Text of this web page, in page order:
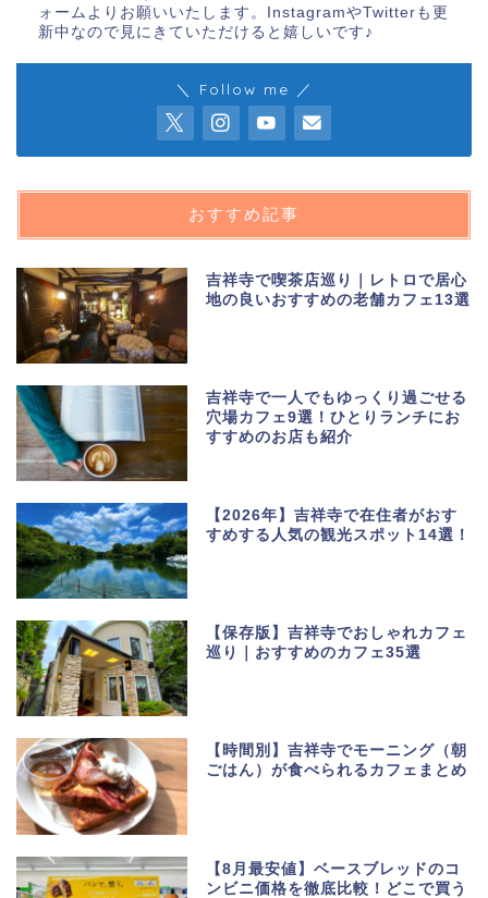
ォームよりお願いいたします。InstagramやTwitterも更
新中なので見にきていただけると嬉しいです♪
＼ Follow me ／
おすすめ記事
吉祥寺で喫茶店巡り｜レトロで居心
地の良いおすすめの老舗カフェ13選
吉祥寺で一人でもゆっくり過ごせる
穴場カフェ9選！ひとりランチにお
すすめのお店も紹介
【2026年】吉祥寺で在住者がおす
すめする人気の観光スポット14選！
【保存版】吉祥寺でおしゃれカフェ
巡り｜おすすめのカフェ35選
【時間別】吉祥寺でモーニング（朝
ごはん）が食べられるカフェまとめ
【8月最安値】ベースブレッドのコ
ンビニ価格を徹底比較！どこで買う